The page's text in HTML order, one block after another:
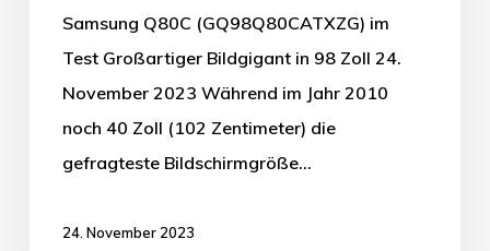
Samsung Q80C (GQ98Q80CATXZG) im
Test Großartiger Bildgigant in 98 Zoll 24.
November 2023 Während im Jahr 2010
noch 40 Zoll (102 Zentimeter) die
gefragteste Bildschirmgröße…
24. November 2023